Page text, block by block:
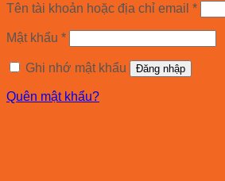
Tên tài khoản hoặc địa chỉ email *
Mật khẩu *
Ghi nhớ mật khẩu Đăng nhập
Quên mật khẩu?